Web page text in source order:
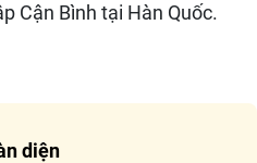
Cận Bình tại Hàn Quốc.
diện